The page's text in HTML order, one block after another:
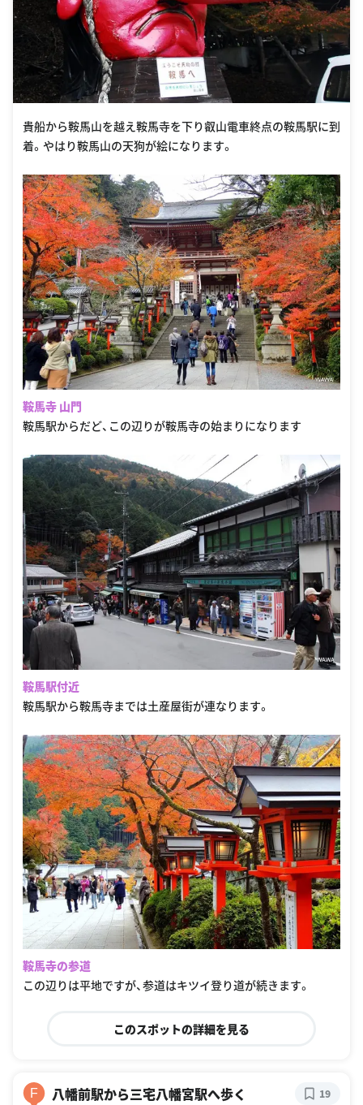
貴船から鞍馬山を越え鞍馬寺を下り叡山電車終点の鞍馬駅に到
着。やはり鞍馬山の天狗が絵になります。
鞍馬寺 山門
鞍馬駅からだど、この辺りが鞍馬寺の始まりになります
鞍馬駅付近
鞍馬駅から鞍馬寺までは土産屋街が連なります。
鞍馬寺の参道
この辺りは平地ですが、参道はキツイ登り道が続きます。
このスポットの詳細を見る
F 八幡前駅から三宅八幡宮駅へ歩く 19